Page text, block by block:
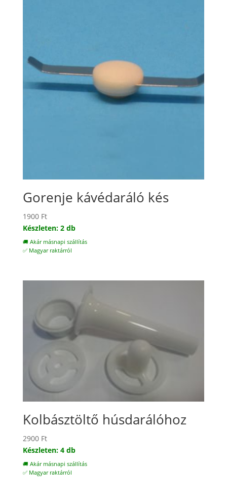
Gorenje kávédaráló kés
1900 Ft
Készleten: 2 db
🚚 Akár másnapi szállítás
✅ Magyar raktárról
Kolbásztöltő húsdarálóhoz
2900 Ft
Készleten: 4 db
🚚 Akár másnapi szállítás
✅ Magyar raktárról